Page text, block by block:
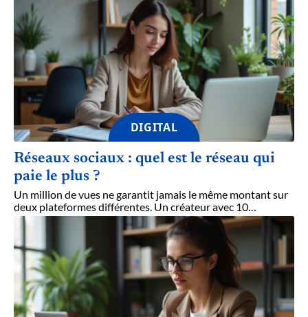
DIGITAL
Réseaux sociaux : quel est le réseau qui
paie le plus ?
Un million de vues ne garantit jamais le même montant sur
deux plateformes différentes. Un créateur avec 10